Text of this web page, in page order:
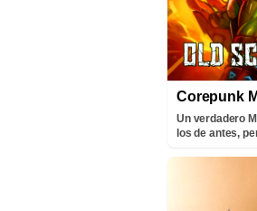
Corepunk
Un verdadero
los de antes,